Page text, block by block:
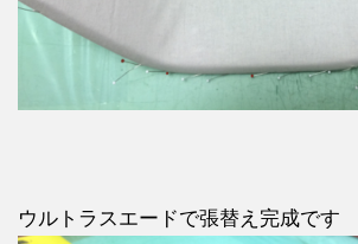
ウルトラスエードで張替え完成です